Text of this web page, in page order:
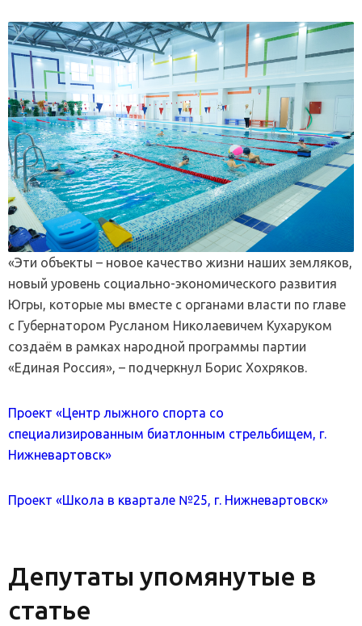
«Эти объекты – новое качество жизни наших земляков,
новый уровень социально-экономического развития
Югры, которые мы вместе с органами власти по главе
с Губернатором Русланом Николаевичем Кухаруком
создаём в рамках народной программы партии
«Единая Россия», – подчеркнул Борис Хохряков.
Проект «Центр лыжного спорта со
специализированным биатлонным стрельбищем, г.
Нижневартовск»
Проект «Школа в квартале №25, г. Нижневартовск»
Депутаты упомянутые в
статье